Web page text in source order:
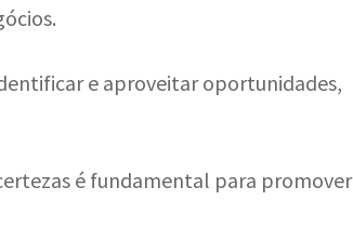
e aproveitar oportunidades,
é fundamental para promover